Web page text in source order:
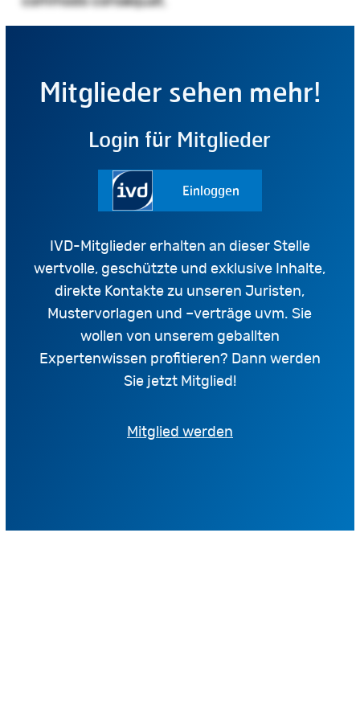
Mitglieder sehen mehr!
Login für Mitglieder
Einloggen
IVD-Mitglieder erhalten an dieser Stelle
wertvolle, geschützte und exklusive Inhalte,
direkte Kontakte zu unseren Juristen,
Mustervorlagen und –verträge uvm. Sie
wollen von unserem geballten
Expertenwissen profitieren? Dann werden
Sie jetzt Mitglied!
Mitglied werden